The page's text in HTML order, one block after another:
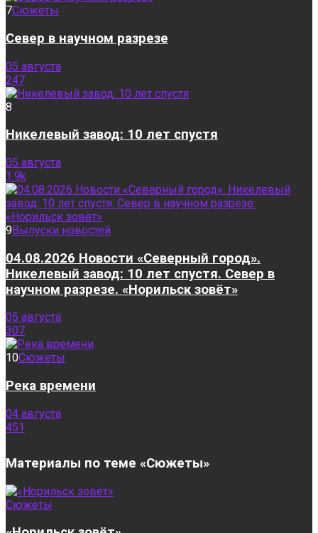
7Сюжеты
Север в научном разрезе
05 августа
247
8
Никелевый завод: 10 лет спустя
05 августа
1.9k
9Выпуски новостей
04.08.2026 Новости «Северный город».
Никелевый завод: 10 лет спустя. Север в
научном разрезе. «Норильск зовёт»
05 августа
307
10Сюжеты
Река времени
04 августа
451
Материалы по теме «Сюжеты»
Сюжеты